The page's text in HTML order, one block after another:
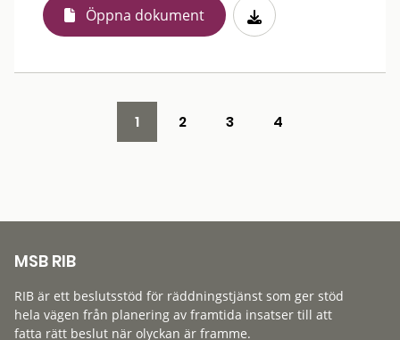
Öppna dokument
1 2 3 4
MSB RIB
RIB är ett beslutsstöd för räddningstjänst som ger stöd
hela vägen från planering av framtida insatser till att
fatta rätt beslut när olyckan är framme.